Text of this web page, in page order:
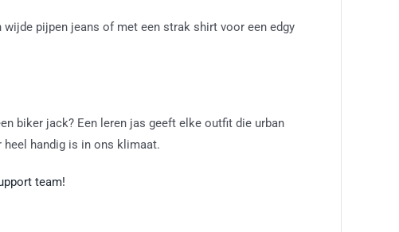
pijpen jeans of met een strak shirt voor een edgy
biker jack? Een leren jas geeft elke outfit die urban
heel handig is in ons klimaat.
team!